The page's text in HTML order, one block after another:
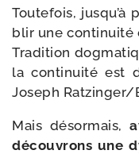
Toutefois,
blir une conti­nui­té
Tradition
la conti­nui­té est
Joseph Ratzinger/​
Mais désor­mais,
décou­vrons une